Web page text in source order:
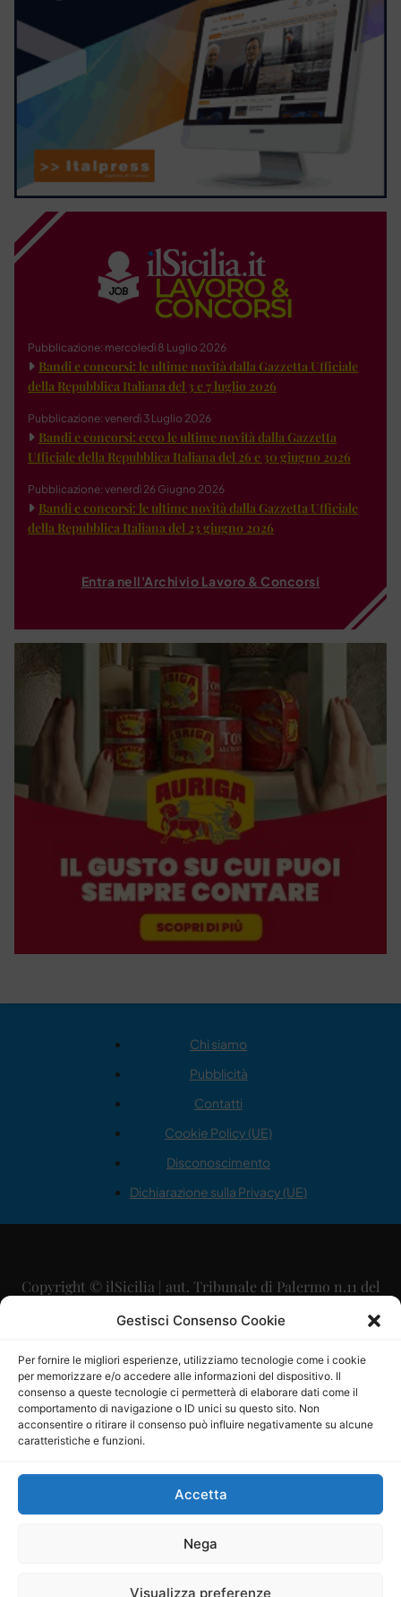
Gestisci Consenso Cookie
Per fornire le migliori esperienze, utilizziamo tecnologie come i cookie
per memorizzare e/o accedere alle informazioni del dispositivo. Il
consenso a queste tecnologie ci permetterà di elaborare dati come il
comportamento di navigazione o ID unici su questo sito. Non
acconsentire o ritirare il consenso può influire negativamente su alcune
caratteristiche e funzioni.
Accetta
Nega
Visualizza preferenze
Pubblicazione: mercoledì 8 Luglio 2026
Bandi e concorsi: le ultime novità dalla Gazzetta Ufficiale
della Repubblica Italiana del 3 e 7 luglio 2026
Pubblicazione: venerdì 3 Luglio 2026
Bandi e concorsi: ecco le ultime novità dalla Gazzetta
Ufficiale della Repubblica Italiana del 26 e 30 giugno 2026
Pubblicazione: venerdì 26 Giugno 2026
Bandi e concorsi: le ultime novità dalla Gazzetta Ufficiale
della Repubblica Italiana del 23 giugno 2026
Entra nell'Archivio Lavoro & Concorsi
Chi siamo
Pubblicità
Contatti
Cookie Policy (UE)
Disconoscimento
Dichiarazione sulla Privacy (UE)
Copyright © ilSicilia | aut. Tribunale di Palermo n.11 del
29/09/2015
Direttore Editoriale: Maurizio Scaglione
Direttore Responsabile: Maria Calabrese
P.IVA: 06334930820
Mercurio Comunicazione Società Cooperativa a r.l. è
iscritta al Registro degli Operatori di Comunicazione al